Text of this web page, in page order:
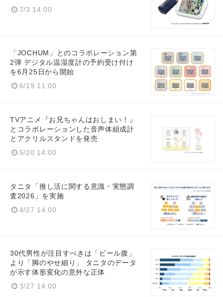
7/3 14:00
「JOCHUM」とのコラボレーション第
2弾 デジタル温湿度計の予約受け付け
を6月25日から開始
6/19 11:00
TVアニメ『お兄ちゃんはおしまい！』
とコラボレーションした音声体組成計
とアクリルスタンドを発売
5/20 14:00
タニタ「推し活に関する意識・実態調
査2026」を実施
4/27 14:00
30代男性が注目すべきは「ビール腹」
より「脚のやせ細り」 タニタのデータ
が示す体形変化の意外な正体
3/27 14:00